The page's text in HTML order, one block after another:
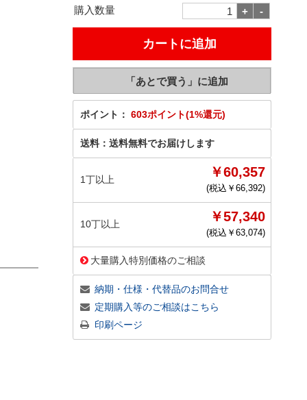
購入数量
ポイント： 603ポイント(1%還元)
送料： 送料無料でお届けします
1丁以上 ￥60,357
(税込￥ 66,392)
10丁以上 ￥57,340
(税込￥ 63,074)
大量購入特別価格のご相談
納期・仕様・代替品のお問合せ
定期購入等のご相談はこちら
印刷ページ